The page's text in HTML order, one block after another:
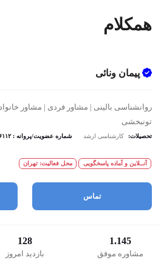
همکلام
پیمان ونائی
روانشناسی بالینی | مشاور فردی | مشاور
تونبخشی
تحصیلات: کارشناسی ارشد شماره عضویت/پروانه : ۱۳۷۶۱۱۲
آنــلاین و آماده پاسخگویی محل فعالیت: تهران
تماس
1.145
مشاوره موفق
128
بازدید امروز